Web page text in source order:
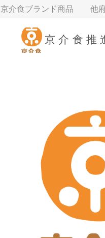
京介食ブランド商品 他
京介食推